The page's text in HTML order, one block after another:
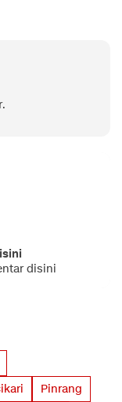
disini
Pinrang